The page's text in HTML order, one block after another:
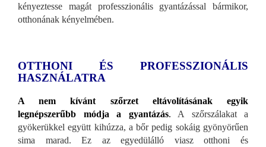
kényeztesse magát professzionális gyantázással bármikor,
otthonának kényelmében.
OTTHONI ÉS PROFESSZIONÁLIS
HASZNÁLATRA
A nem kívánt szőrzet eltávolításának egyik
legnépszerűbb módja a gyantázás. A szőrszálakat a
gyökerükkel együtt kihúzza, a bőr pedig sokáig gyönyörűen
sima marad. Ez az egyedülálló viasz otthoni és